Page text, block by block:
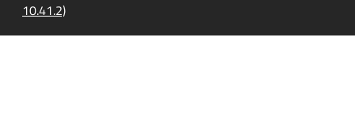
10.41.2)